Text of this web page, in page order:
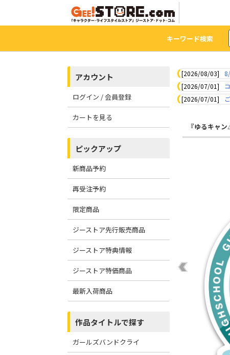
キーワード検索
アカウント
ログイン / 会員登録
カートを見る
ピックアップ
新商品予約
再受注予約
限定商品
ジーストア先行販売商品
ジーストア特典情報
ジーストア特価商品
最新入荷商品
作品タイトルで探す
ガールズバンドクライ
[2026/08/03]
[2026/07/01]
[2026/07/01]
『ゆるキャン